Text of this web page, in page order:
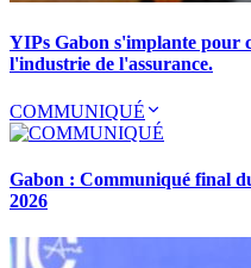
YIPs Gabon s'implante pour
l'industrie de l'assurance.
COMMUNIQUÉ
Gabon : Communiqué final
2026